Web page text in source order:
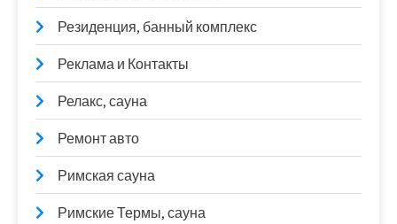
Резиденция, банный комплекс
Реклама и Контакты
Релакс, сауна
Ремонт авто
Римская сауна
Римские Термы, сауна